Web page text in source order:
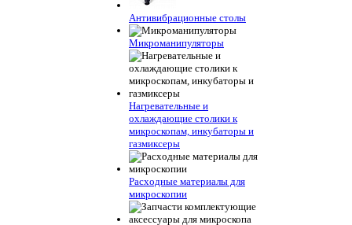
Антивибрационные столы
Микроманипуляторы
Нагревательные и
охлаждающие столики к
микроскопам, инкубаторы и
газмиксеры
Расходные материалы для
микроскопии